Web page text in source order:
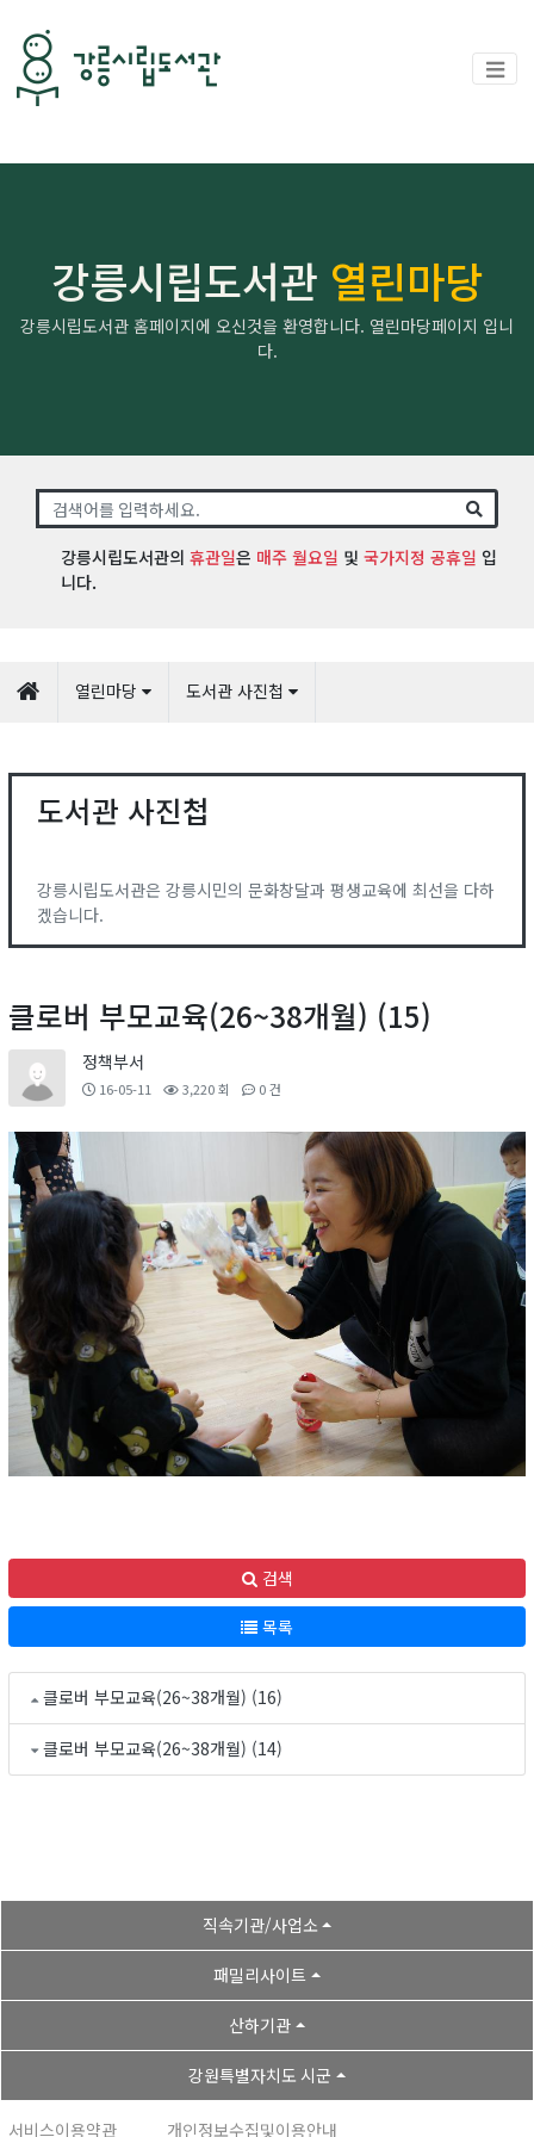
강릉시립도서관 열린마당
강릉시립도서관 홈페이지에 오신것을 환영합니다. 열린마당페이지 입니
다.
강릉시립도서관의 휴관일은 매주 월요일 및 국가지정 공휴일 입
니다.
열린마당 도서관 사진첩
도서관 사진첩
강릉시립도서관은 강릉시민의 문화창달과 평생교육에 최선을 다하
겠습니다.
클로버 부모교육(26~38개월) (15)
정책부서
16-05-11 3,220 회 0 건
검색
목록
클로버 부모교육(26~38개월) (16)
클로버 부모교육(26~38개월) (14)
직속기관/사업소
패밀리사이트
산하기관
강원특별자치도 시군
서비스이용약관 개인정보수집및이용안내